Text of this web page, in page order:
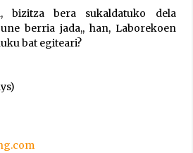
laburpen bideoa Hamaika
bizitza bera sukaldatuko dela
berria jada,, han, Laborekoen
bat egiteari?